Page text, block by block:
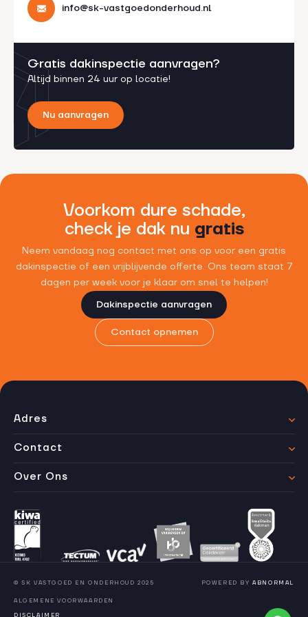
info@sk-vastgoedonderhoud.nl
Gratis dakinspectie aanvragen?
Altijd binnen 24 uur op locatie!
Nu aanvragen
Voorkom dure schade,
check je dak nu gratis
Neem vandaag nog contact met ons op voor een gratis
dakinspectie of een vrijblijvende offerte. Ons team staat 7
dagen per week voor je klaar om snel te helpen!
Dakinspectie aanvragen
Contact opnemen
Adres
Contact
Over Ons
© SK VASTGOED EN ONDERHOUD 2025
ALGEMENE VOORWAARDEN
DISCLAIMER
POWERED BYABNORMAL